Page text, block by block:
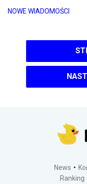
NOWE WIADOMOŚCI
News
Ranking